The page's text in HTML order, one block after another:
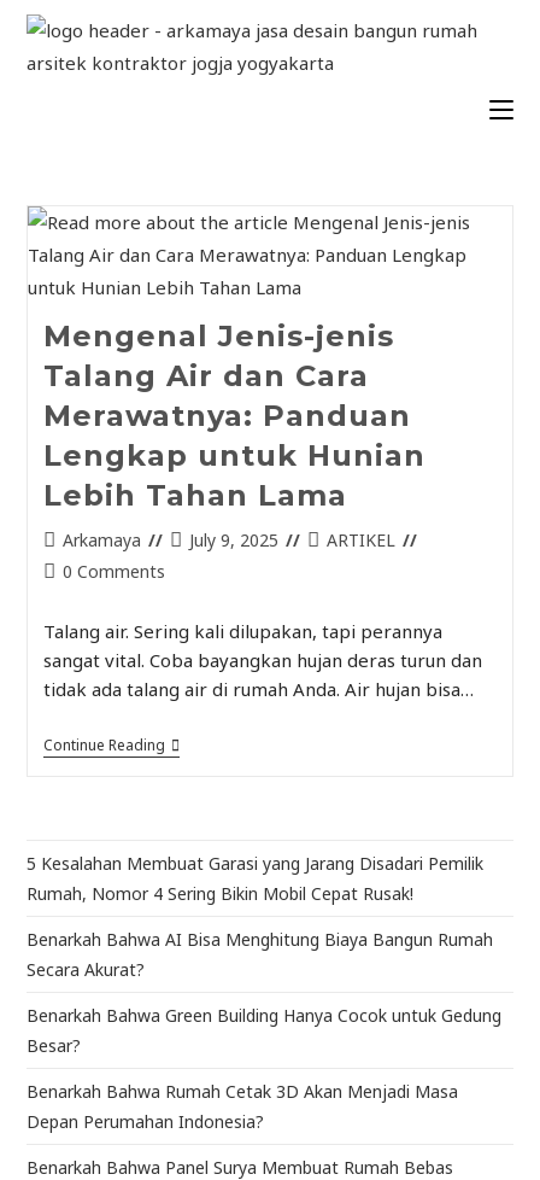
Mengenal Jenis-jenis
Talang Air dan Cara
Merawatnya: Panduan
Lengkap untuk Hunian
Lebih Tahan Lama
Arkamaya July 9, 2025
ARTIKEL
0 Comments
Talang air. Sering kali dilupakan, tapi perannya
sangat vital. Coba bayangkan hujan deras turun dan
tidak ada talang air di rumah Anda. Air hujan bisa…
Continue Reading
5 Kesalahan Membuat Garasi yang Jarang Disadari Pemilik
Rumah, Nomor 4 Sering Bikin Mobil Cepat Rusak!
Benarkah Bahwa AI Bisa Menghitung Biaya Bangun Rumah
Secara Akurat?
Benarkah Bahwa Green Building Hanya Cocok untuk Gedung
Besar?
Benarkah Bahwa Rumah Cetak 3D Akan Menjadi Masa
Depan Perumahan Indonesia?
Benarkah Bahwa Panel Surya Membuat Rumah Bebas